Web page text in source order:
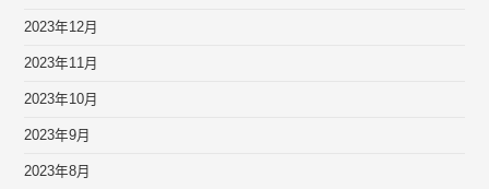
2023年12月
2023年11月
2023年10月
2023年9月
2023年8月